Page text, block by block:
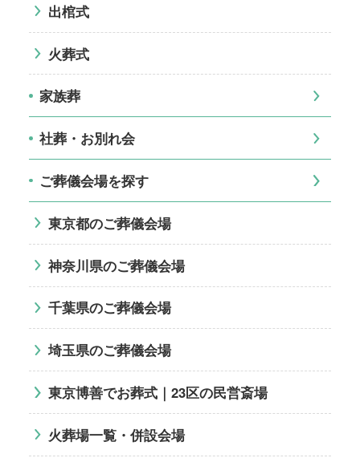
出棺式
火葬式
家族葬
社葬・お別れ会
ご葬儀会場を探す
東京都のご葬儀会場
神奈川県のご葬儀会場
千葉県のご葬儀会場
埼玉県のご葬儀会場
東京博善でお葬式｜23区の民営斎場
火葬場一覧・併設会場